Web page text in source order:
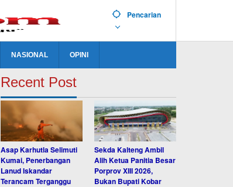
Pencarian
NASIONAL OPINI
Recent Post
Asap Karhutla Selimuti
Kumai, Penerbangan
Lanud Iskandar
Terancam Terganggu
Sekda Kalteng Ambil
Alih Ketua Panitia Besar
Porprov XIII 2026,
Bukan Bupati Kobar